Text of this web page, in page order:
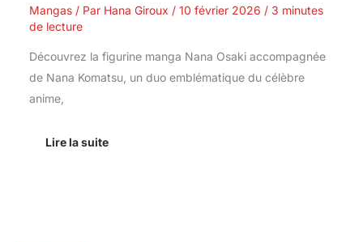
Mangas/ Par Hana Giroux / 10 février 2026 / 3 minutes
de lecture
Découvrez la figurine manga Nana Osaki accompagnée
de Nana Komatsu, un duo emblématique du célèbre
anime,
Lire la suite